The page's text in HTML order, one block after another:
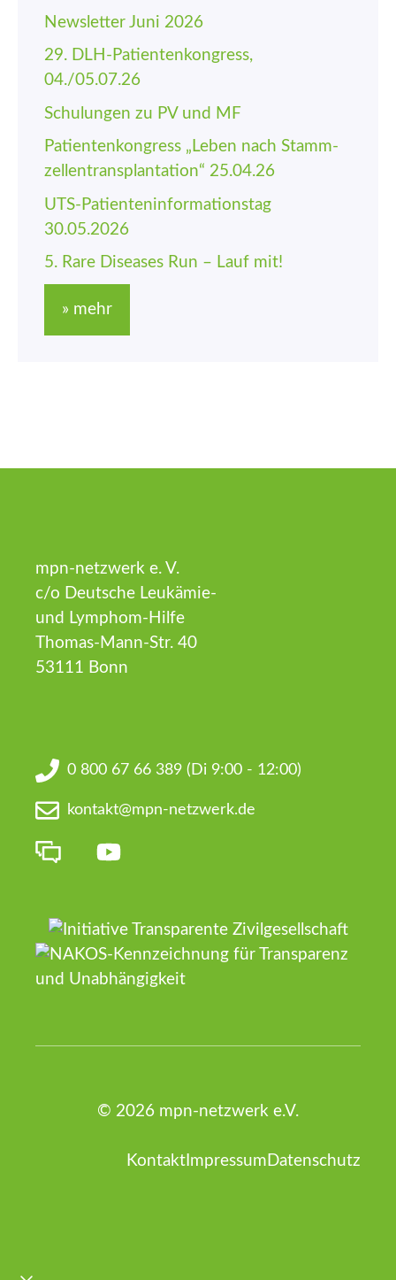
Newsletter Juni 2026
29. DLH-Patienten­kongress,
04./05.07.26
Schulungen zu PV und MF
Patienten­kongress „Leben nach Stamm­
zellen­trans­plantation“ 25.04.26
UTS-Patienten­informations­tag
30.05.2026
5. Rare Diseases Run – Lauf mit!
» mehr
mpn-netzwerk e. V.
c/o Deutsche Leukämie-
und Lymphom-Hilfe
Thomas-Mann-Str. 40
53111 Bonn
0 800 67 66 389 (Di 9:00 - 12:00)
kontakt@mpn-netzwerk.de
© 2026 mpn-netzwerk e.V.
Kontakt Impressum Datenschutz